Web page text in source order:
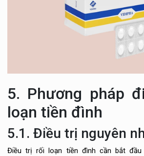
5. Phương pháp
loạn tiền đình
5.1. Điều trị nguyên
Điều trị rối loạn tiền đình cần bắt đầu